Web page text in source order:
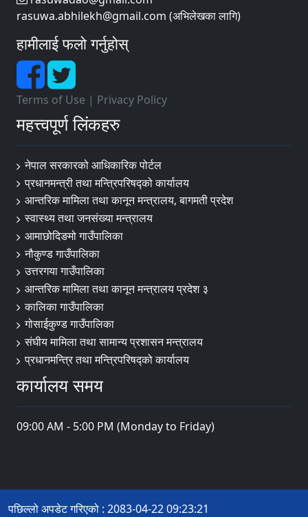
rasuwa.abhilekh@gmail.com (अभिलेखका लागि)
हामीलाई फलो गर्नुहोस्
Terms of Use | Privacy Policy
महत्त्वपूर्ण लिंकहरु
नेपाल सरकारको आधिकारिक पोर्टल
प्रधानमन्त्री तथा मन्त्रिपरिषद्‍को कार्यालय
आन्तरिक मामिला तथा कानून मन्त्रालय, बागमती प्रदेश
स्वास्थ्य तथा जनसंख्या मन्त्रालय
आमाछोदिङमो गाउँपालिका
नौकुण्ड गाउँपालिका
उत्तरगया गाउँपालिका
आन्तरिक मामिला तथा कानून मन्त्रालय प्रदेश ३
कालिका गाउँपालिका
गोसाईकुण्ड गाउँपालिका
संघीय मामिला तथा सामान्य प्रशासन मन्त्रालय
प्रधानमन्त्रि तथा मन्त्रिपरिषद्को कार्यालय
कार्यालय समय
09:00 AM - 5:00 PM (Monday to Friday)
पछिल्लो अपडेट गरिएको : 2083-04-22 09:23:21